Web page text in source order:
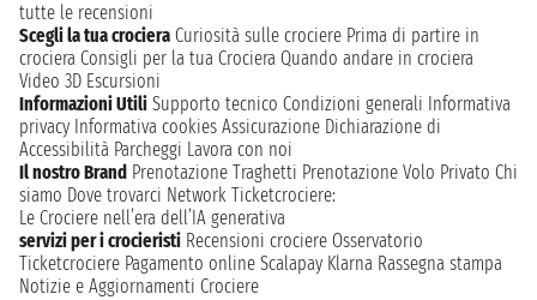
tutte le recensioni
Scegli la tua crociera Curiosità sulle crociere Prima di partire in
crociera Consigli per la tua Crociera Quando andare in crociera
Video 3D Escursioni
Informazioni Utili Supporto tecnico Condizioni generali Informativa
privacy Informativa cookies Assicurazione Dichiarazione di
Accessibilità Parcheggi Lavora con noi
Il nostro Brand Prenotazione Traghetti Prenotazione Volo Privato Chi
siamo Dove trovarci Network Ticketcrociere:
Le Crociere nell’era dell’IA generativa
servizi per i crocieristi Recensioni crociere Osservatorio
Ticketcrociere Pagamento online Scalapay Klarna Rassegna stampa
Notizie e Aggiornamenti Crociere